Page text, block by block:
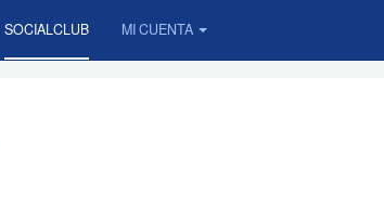
SOCIALCLUB MI CUENTA